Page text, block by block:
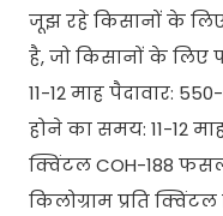
जूझ रहे किसानों के
है, जो किसानों के लिए
11-12 माह पैदावार:
होने का समय: 11-12
क्विंटल COH-188 फसल
किलोग्राम प्रति